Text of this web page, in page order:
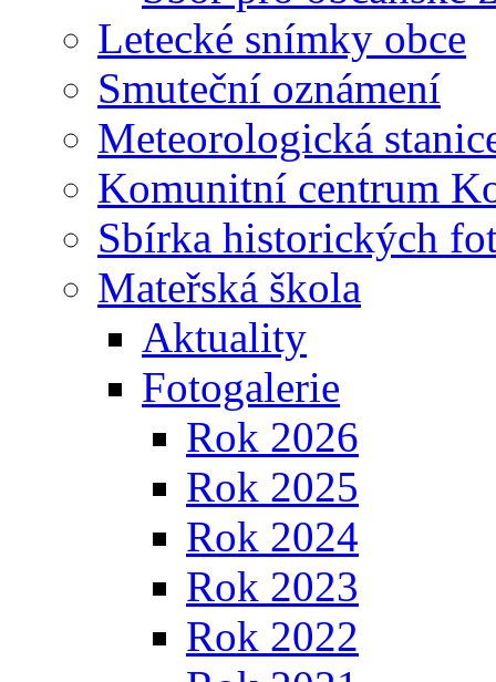
Letecké snímky obce
Smuteční oznámení
Meteorologická
Komunitní centrum
Sbírka historických
Mateřská škola
Aktuality
Fotogalerie
Rok 2026
Rok 2025
Rok 2024
Rok 2023
Rok 2022